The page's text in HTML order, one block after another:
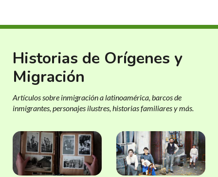
Historias de Orígenes y
Migración
Artículos sobre inmigración a latinoamérica, barcos de
inmigrantes, personajes ilustres, historias familiares y más.